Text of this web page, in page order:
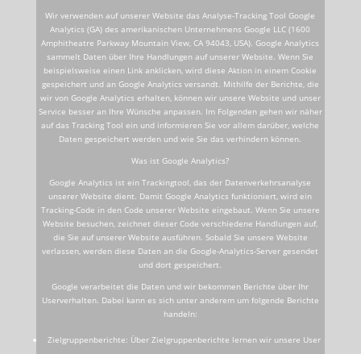
Wir verwenden auf unserer Website das Analyse-Tracking Tool Google
Analytics (GA) des amerikanischen Unternehmens Google LLC (1600
Amphitheatre Parkway Mountain View, CA 94043, USA). Google Analytics
sammelt Daten über Ihre Handlungen auf unserer Website. Wenn Sie
beispielsweise einen Link anklicken, wird diese Aktion in einem Cookie
gespeichert und an Google Analytics versandt. Mithilfe der Berichte, die
wir von Google Analytics erhalten, können wir unsere Website und unser
Service besser an Ihre Wünsche anpassen. Im Folgenden gehen wir näher
auf das Tracking Tool ein und informieren Sie vor allem darüber, welche
Daten gespeichert werden und wie Sie das verhindern können.
Was ist Google Analytics?
Google Analytics ist ein Trackingtool, das der Datenverkehrsanalyse
unserer Website dient. Damit Google Analytics funktioniert, wird ein
Tracking-Code in den Code unserer Website eingebaut. Wenn Sie unsere
Website besuchen, zeichnet dieser Code verschiedene Handlungen auf,
die Sie auf unserer Website ausführen. Sobald Sie unsere Website
verlassen, werden diese Daten an die Google-Analytics-Server gesendet
und dort gespeichert.
Google verarbeitet die Daten und wir bekommen Berichte über Ihr
Userverhalten. Dabei kann es sich unter anderem um folgende Berichte
handeln:
Zielgruppenberichte: Über Zielgruppenberichte lernen wir unsere User